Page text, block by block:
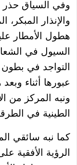
وفي السياق حذر
والإنذار
هطول الأمطار
السيول في
التواجد في
عبورها أثناء
ونبه المركز من
الطينية في
كما نبه سائقي
الرؤية الأفقية